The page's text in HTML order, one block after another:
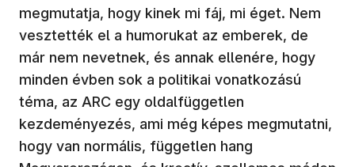
megmutatja, hogy kinek mi fáj, mi éget. Nem
vesztették el a humorukat az emberek, de
már nem nevetnek, és annak ellenére, hogy
minden évben sok a politikai vonatkozású
téma, az ARC egy oldalfüggetlen
kezdeményezés, ami még képes megmutatni,
hogy van normális, független hang